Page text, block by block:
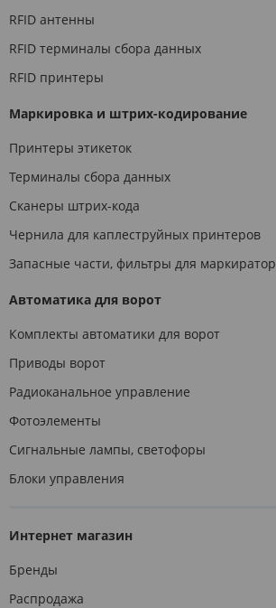
RFID антенны
RFID терминалы сбора данных
RFID принтеры
Маркировка и штрих-кодирование
Принтеры этикеток
Терминалы сбора данных
Сканеры штрих-кода
Чернила для каплеструйных принтеров
Запасные части, фильтры для
Автоматика для ворот
Комплекты автоматики для ворот
Приводы ворот
Радиоканальное управление
Фотоэлементы
Сигнальные лампы, светофоры
Блоки управления
Интернет магазин
Бренды
Распродажа